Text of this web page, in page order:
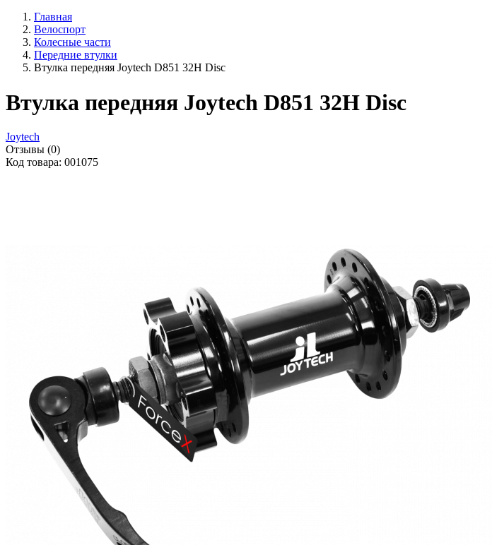
Главная
Велоспорт
Колесные части
Передние втулки
Втулка передняя Joytech D851 32H Disc
Втулка передняя Joytech D851 32H Disc
Joytech
Отзывы (0)
Код товара: 001075